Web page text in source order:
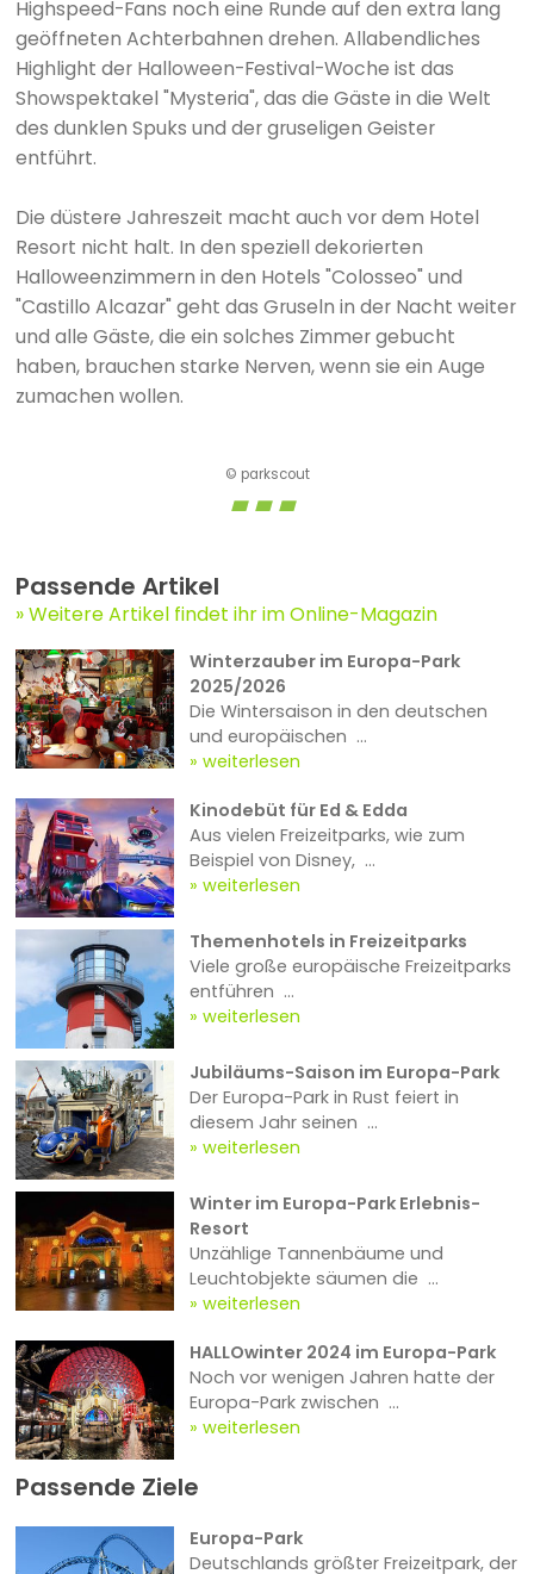
Highspeed-Fans noch eine Runde auf den extra lang
geöffneten Achterbahnen drehen. Allabendliches
Highlight der Halloween-Festival-Woche ist das
Showspektakel "Mysteria", das die Gäste in die Welt
des dunklen Spuks und der gruseligen Geister
entführt.
Die düstere Jahreszeit macht auch vor dem Hotel
Resort nicht halt. In den speziell dekorierten
Halloweenzimmern in den Hotels "Colosseo" und
"Castillo Alcazar" geht das Gruseln in der Nacht weiter
und alle Gäste, die ein solches Zimmer gebucht
haben, brauchen starke Nerven, wenn sie ein Auge
zumachen wollen.
© parkscout
Passende Artikel
Weitere Artikel findet ihr im Online-Magazin
Winterzauber im Europa-Park
2025/2026
Die Wintersaison in den deutschen
und europäischen ...
weiterlesen
Kinodebüt für Ed & Edda
Aus vielen Freizeitparks, wie zum
Beispiel von Disney, ...
weiterlesen
Themenhotels in Freizeitparks
Viele große europäische Freizeitparks
entführen ...
weiterlesen
Jubiläums-Saison im Europa-Park
Der Europa-Park in Rust feiert in
diesem Jahr seinen ...
weiterlesen
Winter im Europa-Park Erlebnis-
Resort
Unzählige Tannenbäume und
Leuchtobjekte säumen die ...
weiterlesen
HALLOwinter 2024 im Europa-Park
Noch vor wenigen Jahren hatte der
Europa-Park zwischen ...
weiterlesen
Passende Ziele
Europa-Park
Deutschlands größter Freizeitpark, der